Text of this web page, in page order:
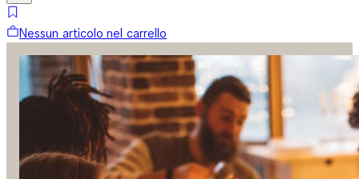
Nessun articolo nel carrello